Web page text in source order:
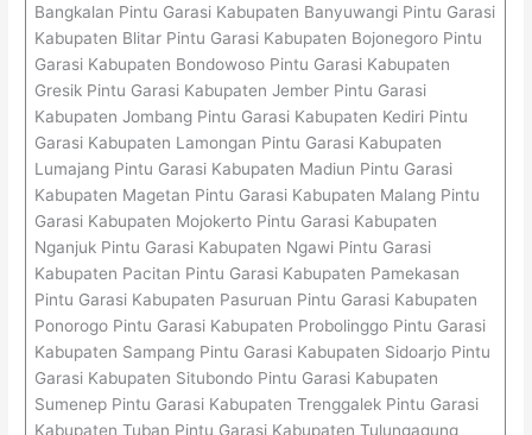
Bangkalan Pintu Garasi Kabupaten Banyuwangi Pintu Garasi
Kabupaten Blitar Pintu Garasi Kabupaten Bojonegoro Pintu
Garasi Kabupaten Bondowoso Pintu Garasi Kabupaten
Gresik Pintu Garasi Kabupaten Jember Pintu Garasi
Kabupaten Jombang Pintu Garasi Kabupaten Kediri Pintu
Garasi Kabupaten Lamongan Pintu Garasi Kabupaten
Lumajang Pintu Garasi Kabupaten Madiun Pintu Garasi
Kabupaten Magetan Pintu Garasi Kabupaten Malang Pintu
Garasi Kabupaten Mojokerto Pintu Garasi Kabupaten
Nganjuk Pintu Garasi Kabupaten Ngawi Pintu Garasi
Kabupaten Pacitan Pintu Garasi Kabupaten Pamekasan
Pintu Garasi Kabupaten Pasuruan Pintu Garasi Kabupaten
Ponorogo Pintu Garasi Kabupaten Probolinggo Pintu Garasi
Kabupaten Sampang Pintu Garasi Kabupaten Sidoarjo Pintu
Garasi Kabupaten Situbondo Pintu Garasi Kabupaten
Sumenep Pintu Garasi Kabupaten Trenggalek Pintu Garasi
Kabupaten Tuban Pintu Garasi Kabupaten Tulungagung